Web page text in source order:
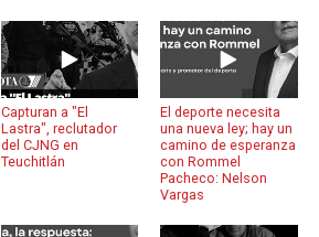
Capturan a "El
Lastra", reclutador
del CJNG en
Teuchitlán
El deporte necesita
una nueva ley; hay un
camino de esperanza
con Rommel
Pacheco: Nelson
Vargas